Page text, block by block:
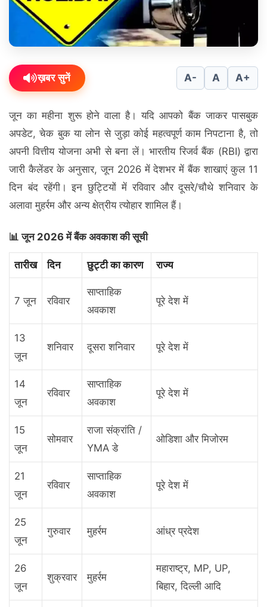
ख़बर सुनें A- A A+
जून का महीना शुरू होने वाला है। यदि आपको बैंक जाकर पासबुक
अपडेट, चेक बुक या लोन से जुड़ा कोई महत्वपूर्ण काम निपटाना है, तो
अपनी वित्तीय योजना अभी से बना लें। भारतीय रिजर्व बैंक (RBI) द्वारा
जारी कैलेंडर के अनुसार, जून 2026 में देशभर में बैंक शाखाएं कुल 11
दिन बंद रहेंगी। इन छुट्टियों में रविवार और दूसरे/चौथे शनिवार के
अलावा मुहर्रम और अन्य क्षेत्रीय त्योहार शामिल हैं।
📊 जून 2026 में बैंक अवकाश की सूची
तारीख दिन छुट्टी का कारण राज्य
7 जून रविवार
साप्ताहिक
अवकाश
पूरे देश में
13
जून
शनिवार दूसरा शनिवार पूरे देश में
14
जून
रविवार
साप्ताहिक
अवकाश
पूरे देश में
15
जून
सोमवार
राजा संक्रांति /
YMA डे
ओडिशा और मिजोरम
21
जून
रविवार
साप्ताहिक
अवकाश
पूरे देश में
25
जून
गुरुवार मुहर्रम आंध्र प्रदेश
26
जून
शुक्रवार मुहर्रम
महाराष्ट्र, MP, UP,
बिहार, दिल्ली आदि